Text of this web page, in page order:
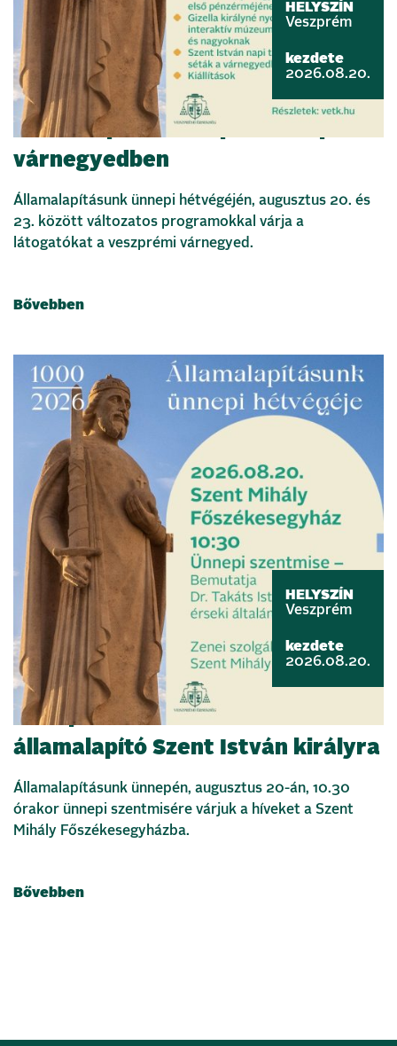
HELYSZÍN
Veszprém
kezdete
2026.08.20.
Államalapítás ünnepe a veszprémi
várnegyedben
Államalapításunk ünnepi hétvégéjén, augusztus 20. és
23. között változatos programokkal várja a
látogatókat a veszprémi várnegyed.
Bővebben
HELYSZÍN
Veszprém
kezdete
2026.08.20.
Ünnepi szentmisével emlékezünk
államalapító Szent István királyra
Államalapításunk ünnepén, augusztus 20-án, 10.30
órakor ünnepi szentmisére várjuk a híveket a Szent
Mihály Főszékesegyházba.
Bővebben